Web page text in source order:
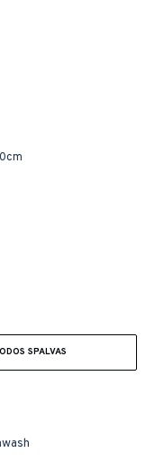
SPALVAS